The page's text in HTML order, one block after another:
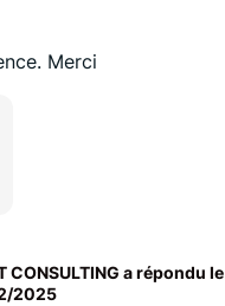
Merci
CONSULTING a répondu le
2025